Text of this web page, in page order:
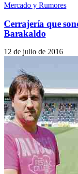
Mercado y Rumores
Cerrajería que
Barakaldo
12 de julio de 2016